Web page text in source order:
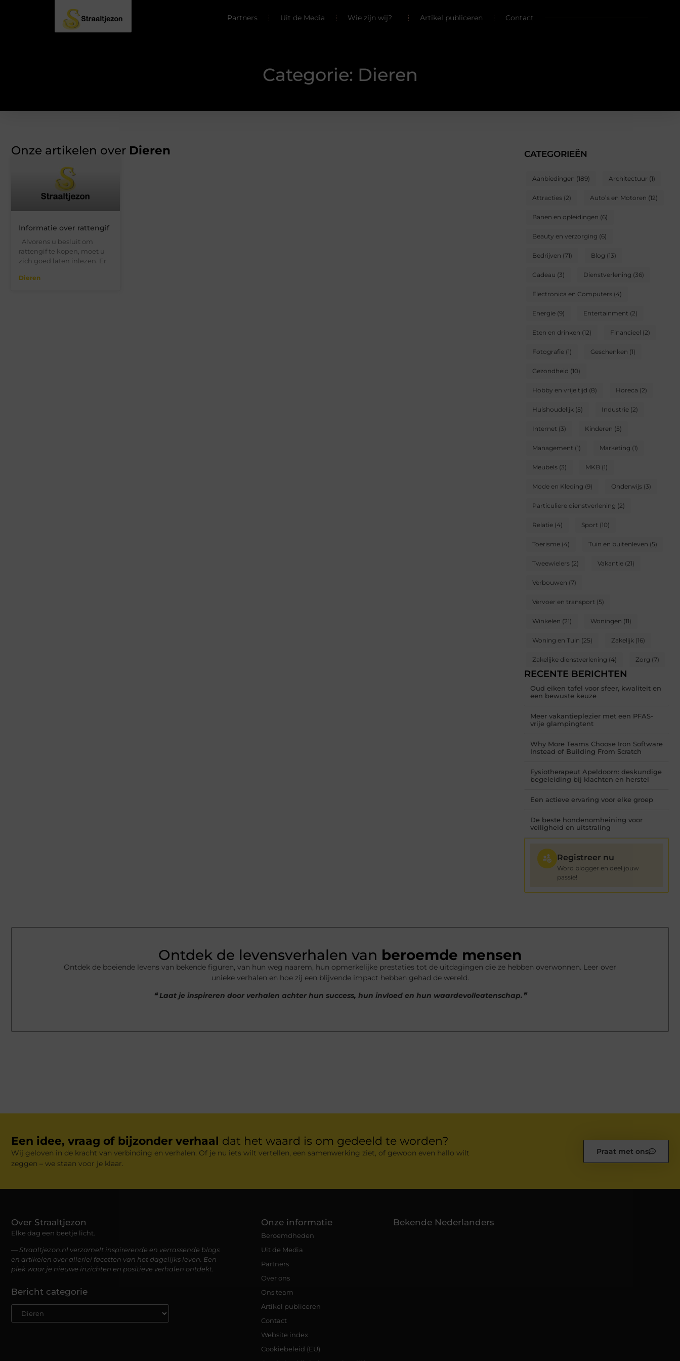
Partners Uit de Media Wie zijn wij? Artikel publiceren Contact
Categorie: Dieren
Onze artikelen over Dieren
Informatie over rattengif
Alvorens u besluit om
rattengif te kopen, moet u
zich goed laten inlezen. Er
Dieren
CATEGORIEËN
Aanbiedingen (189) Architectuur (1)
Attracties (2) Auto’s en Motoren (12)
Banen en opleidingen (6)
Beauty en verzorging (6)
Bedrijven (71) Blog (13)
Cadeau (3) Dienstverlening (36)
Electronica en Computers (4)
Energie (9) Entertainment (2)
Eten en drinken (12) Financieel (2)
Fotografie (1) Geschenken (1)
Gezondheid (10)
Hobby en vrije tijd (8) Horeca (2)
Huishoudelijk (5) Industrie (2)
Internet (3) Kinderen (5)
Management (1) Marketing (1)
Meubels (3) MKB (1)
Mode en Kleding (9) Onderwijs (3)
Particuliere dienstverlening (2)
Relatie (4) Sport (10)
Toerisme (4) Tuin en buitenleven (5)
Tweewielers (2) Vakantie (21)
Verbouwen (7)
Vervoer en transport (5)
Winkelen (21) Woningen (11)
Woning en Tuin (25) Zakelijk (16)
Zakelijke dienstverlening (4) Zorg (7)
RECENTE BERICHTEN
Oud eiken tafel voor sfeer, kwaliteit en
een bewuste keuze
Meer vakantieplezier met een PFAS-
vrije glampingtent
Why More Teams Choose Iron Software
Instead of Building From Scratch
Fysiotherapeut Apeldoorn: deskundige
begeleiding bij klachten en herstel
Een actieve ervaring voor elke groep
De beste hondenomheining voor
veiligheid en uitstraling
Registreer nu
Word blogger en deel jouw
passie!
Ontdek de levensverhalen van beroemde mensen
Ontdek de boeiende levens van bekende figuren, van hun weg naarem, hun opmerkelijke prestaties tot de uitdagingen die ze hebben overwonnen. Leer over
unieke verhalen en hoe zij een blijvende impact hebben gehad de wereld.
❝ Laat je inspireren door verhalen achter hun success, hun invloed en hun waardevolleatenschap.❞
Een idee, vraag of bijzonder verhaal dat het waard is om gedeeld te worden?
Wij geloven in de kracht van verbinding en verhalen. Of je nu iets wilt vertellen, een samenwerking ziet, of gewoon even hallo wilt
zeggen – we staan voor je klaar.
Praat met ons
Over Straaltjezon
Elke dag een beetje licht.
— Straaltjezon.nl verzamelt inspirerende en verrassende blogs
en artikelen over allerlei facetten van het dagelijks leven. Een
plek waar je nieuwe inzichten en positieve verhalen ontdekt.
Bericht categorie
Onze informatie
Beroemdheden
Uit de Media
Partners
Over ons
Ons team
Artikel publiceren
Contact
Website index
Cookiebeleid (EU)
Bekende Nederlanders